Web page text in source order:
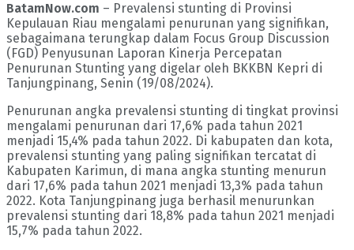
BatamNow.com – Prevalensi stunting di Provinsi
Kepulauan Riau mengalami penurunan yang signifikan,
sebagaimana terungkap dalam Focus Group Discussion
(FGD) Penyusunan Laporan Kinerja Percepatan
Penurunan Stunting yang digelar oleh BKKBN Kepri di
Tanjungpinang, Senin (19/08/2024).
Penurunan angka prevalensi stunting di tingkat provinsi
mengalami penurunan dari 17,6% pada tahun 2021
menjadi 15,4% pada tahun 2022. Di kabupaten dan kota,
prevalensi stunting yang paling signifikan tercatat di
Kabupaten Karimun, di mana angka stunting menurun
dari 17,6% pada tahun 2021 menjadi 13,3% pada tahun
2022. Kota Tanjungpinang juga berhasil menurunkan
prevalensi stunting dari 18,8% pada tahun 2021 menjadi
15,7% pada tahun 2022.